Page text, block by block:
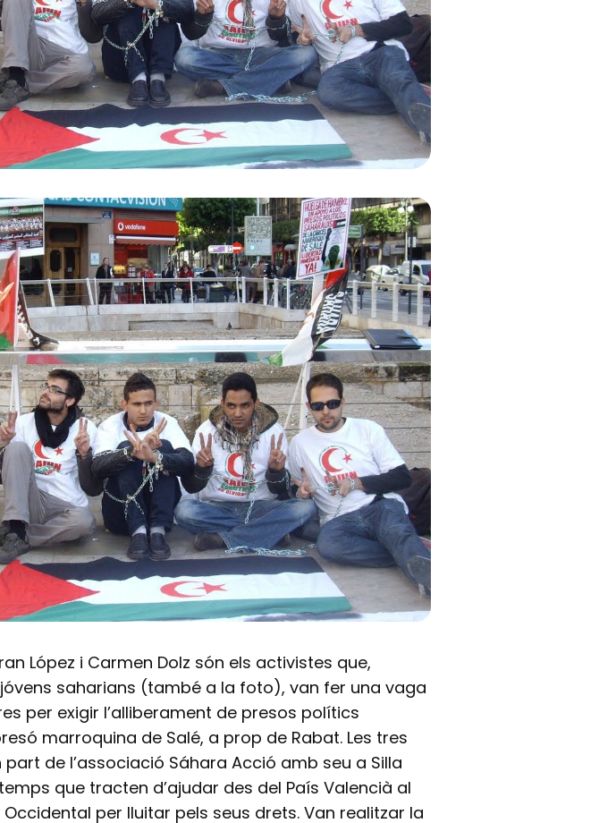
López i Carmen Dolz són els activistes que,
saharians (també a la foto), van fer una vaga
per exigir l’alliberament de presos polítics
marroquina de Salé, a prop de Rabat. Les tres
de l’associació Sáhara Acció amb seu a Silla
que tracten d’ajudar des del País Valencià al
per lluitar pels seus drets. Van realitzar la